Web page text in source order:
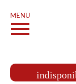
MENU